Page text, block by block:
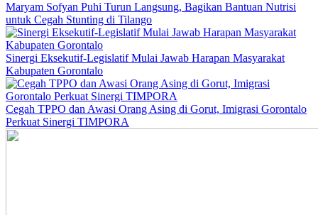
Maryam Sofyan Puhi Turun Langsung, Bagikan Bantuan Nutrisi
untuk Cegah Stunting di Tilango
Sinergi Eksekutif-Legislatif Mulai Jawab Harapan Masyarakat
Kabupaten Gorontalo
Cegah TPPO dan Awasi Orang Asing di Gorut, Imigrasi Gorontalo
Perkuat Sinergi TIMPORA